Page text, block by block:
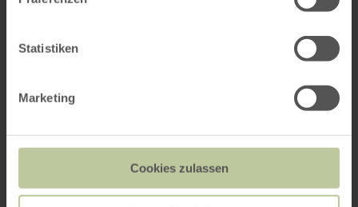
Statistiken
Marketing
Cookies zulassen